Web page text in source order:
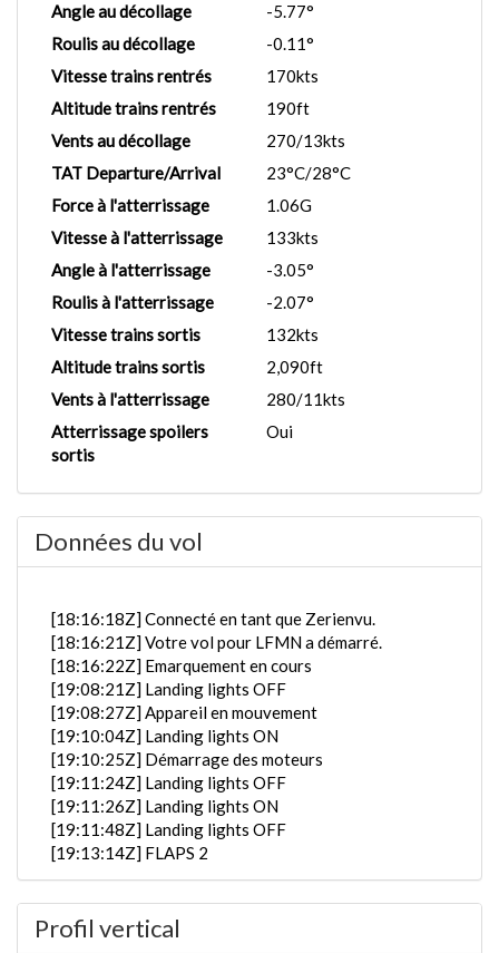
Angle au décollage
-5.77°
Roulis au décollage
-0.11°
Vitesse trains rentrés
170kts
Altitude trains rentrés
190ft
Vents au décollage
270/13kts
TAT Departure/Arrival
23°C/28°C
Force à l'atterrissage
1.06G
Vitesse à l'atterrissage
133kts
Angle à l'atterrissage
-3.05°
Roulis à l'atterrissage
-2.07°
Vitesse trains sortis
132kts
Altitude trains sortis
2,090ft
Vents à l'atterrissage
280/11kts
Atterrissage spoilers
sortis
Oui
Données du vol
[18:16:18Z] Connecté en tant que Zerienvu.
[18:16:21Z] Votre vol pour LFMN a démarré.
[18:16:22Z] Emarquement en cours
[19:08:21Z] Landing lights OFF
[19:08:27Z] Appareil en mouvement
[19:10:04Z] Landing lights ON
[19:10:25Z] Démarrage des moteurs
[19:11:24Z] Landing lights OFF
[19:11:26Z] Landing lights ON
[19:11:48Z] Landing lights OFF
[19:13:14Z] FLAPS 2
[19:13:22Z] FLAPS 3
[19:13:23Z] FLAPS 4
[19:14:05Z] Landing lights ON
Profil vertical